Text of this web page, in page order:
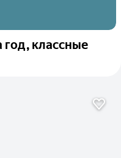
классные